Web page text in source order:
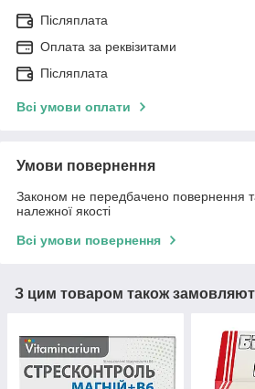
Післяплата
Оплата за реквізитами
Післяплата
Всі умови оплати
Умови повернення
Законом не передбачено повернення
належної якості
Всі умови повернення
З цим товаром також